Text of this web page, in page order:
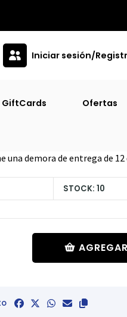
Iniciar sesión/
GiftCards Ofertas
demora de entrega de 12
STOCK: 10